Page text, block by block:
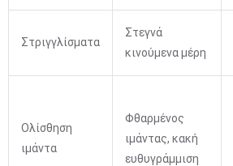
Στριγγλίσματα
Στεγνά
κινούμενα μέρη
Ολίσθηση
ιμάντα
Φθαρμένος
ιμάντας, κακή
ευθυγράμμιση